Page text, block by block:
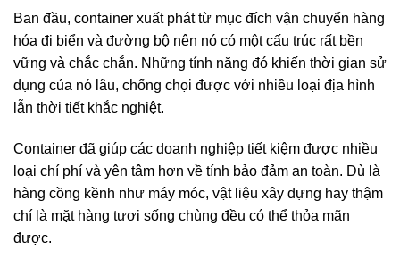
Ban đầu, container xuất phát từ mục đích vận chuyển hàng
hóa đi biển và đường bộ nên nó có một cấu trúc rất bền
vững và chắc chắn. Những tính năng đó khiến thời gian sử
dụng của nó lâu, chống chọi được với nhiều loại địa hình
lẫn thời tiết khắc nghiệt.
Container đã giúp các doanh nghiệp tiết kiệm được nhiều
loại chí phí và yên tâm hơn về tính bảo đảm an toàn. Dù là
hàng cồng kềnh như máy móc, vật liệu xây dựng hay thậm
chí là mặt hàng tươi sống chùng đều có thể thỏa mãn
được.